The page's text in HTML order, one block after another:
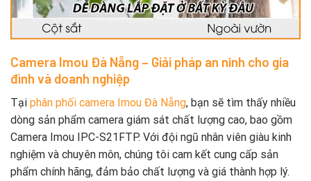
Camera Imou Đà Nẵng – Giải pháp an ninh cho gia
đình và doanh nghiệp
Tại phân phối camera Imou Đà Nẵng, bạn sẽ tìm thấy nhiều
dòng sản phẩm camera giám sát chất lượng cao, bao gồm
Camera Imou IPC-S21FTP. Với đội ngũ nhân viên giàu kinh
nghiệm và chuyên môn, chúng tôi cam kết cung cấp sản
phẩm chính hãng, đảm bảo chất lượng và giá thành hợp lý.